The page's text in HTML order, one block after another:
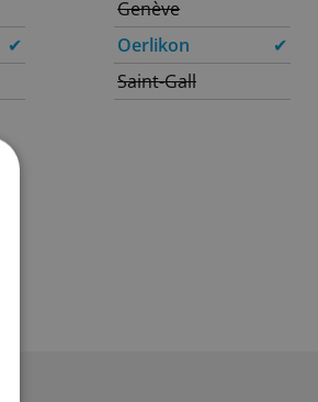
✔
Genève
Oerlikon
✔
Saint-Gall